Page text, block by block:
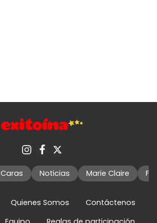
Caras Noticias Marie Claire
Quienes Somos
Contáctenos